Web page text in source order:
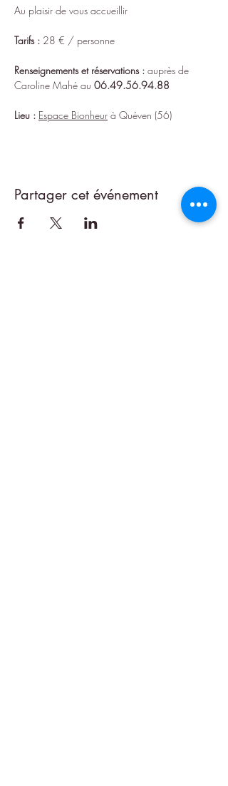
Au plaisir de vous accueillir
Tarifs : 28 € / personne
Renseignements et réservations : auprès de
Caroline Mahé au 06.49.56.94.88
Lieu : Espace Bionheur à Quéven (56)
Partager cet événement